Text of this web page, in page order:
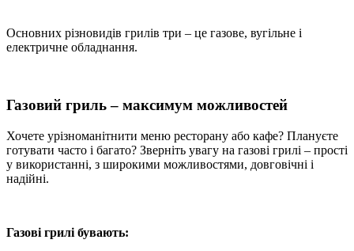
Основних різновидів грилів три – це газове, вугільне і
електричне обладнання.
Газовий гриль – максимум можливостей
Хочете урізноманітнити меню ресторану або кафе? Плануєте
готувати часто і багато? Зверніть увагу на газові грилі – прості
у використанні, з широкими можливостями, довговічні і
надійні.
Газові грилі бувають: